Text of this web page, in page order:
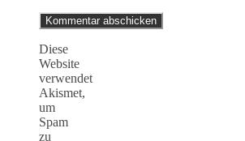
Diese
Website
verwendet
Akismet,
um
Spam
zu